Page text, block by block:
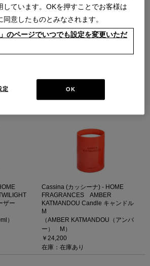
Cassina (カッシーナ) - HOME
200ml
（BLOOMING DAWN 200ml）
ザー
）
Cassina (カッシーナ) - HOME
FRAGRANCES AMBER
KATMANDOU Candle キャンドル
M
（AMBER KATMANDOU（アンバ
ー） M）
￥24,200
在庫：在庫あり
しています。OKを押すことでお客様は
意したものとみなされます。
のページでいつでも設定を変更いただ
OK
定